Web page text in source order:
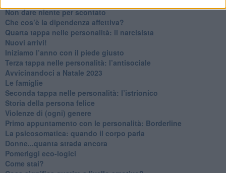
Non dare niente per scontato
Che cos’è la dipendenza affettiva?
Quarta tappa nelle personalità: il narcisista
​Nuovi arrivi!
​Iniziamo l’anno con il piede giusto
​Terza tappa nelle personalità: l’antisociale
​Avvicinandoci a Natale 2023
Le famiglie
Seconda tappa nelle personalità: l’istrionico
​Storia della persona felice
Violenze di (ogni) genere
​Primo appuntamento con le personalità: Borderline
La psicosomatica: quando il corpo parla
Donne...quanta strada ancora
​Pomeriggi eco-logici
​Come stai?